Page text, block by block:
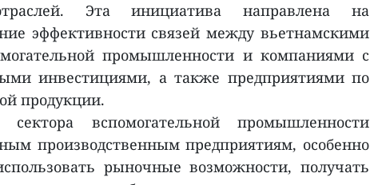
Эта инициатива направлена на
эффективности связей между вьетнамскими
промышленности и компаниями с
инвестициями, а также предприятиями по
продукции.
сектора вспомогательной промышленности
производственным предприятиям, особенно
рыночные возможности, получать